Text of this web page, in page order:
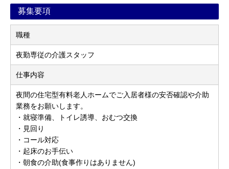
募集要項
職種
夜勤専従の介護スタッフ
仕事内容
夜間の住宅型有料老人ホームでご入居者様の安否確認や介助
業務をお願いします。
・就寝準備、トイレ誘導、おむつ交換
・見回り
・コール対応
・起床のお手伝い
・朝食の介助(食事作りはありません)